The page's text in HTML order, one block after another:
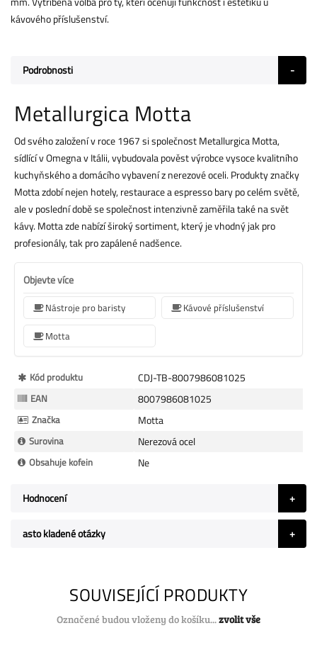
kávového příslušenství.
Podrobnosti
Metallurgica Motta
Od svého založení v roce 1967 si společnost Metallurgica Motta,
sídlící v Omegna v Itálii, vybudovala pověst výrobce vysoce kvalitního
kuchyňského a domácího vybavení z nerezové oceli. Produkty značky
Motta zdobí nejen hotely, restaurace a espresso bary po celém světě,
ale v poslední době se společnost intenzivně zaměřila také na svět
kávy. Motta zde nabízí široký sortiment, který je vhodný jak pro
profesionály, tak pro zapálené nadšence.
Objevte více
Nástroje pro baristy
Kávové příslušenství
Motta
Více
informací
Kód produktu CDJ-TB-8007986081025
EAN 8007986081025
Značka Motta
Surovina Nerezová ocel
Obsahuje kofein Ne
Hodnocení
asto kladené otázky
SOUVISEJÍCÍ PRODUKTY
Označené budou vloženy do košíku...zvolit vše